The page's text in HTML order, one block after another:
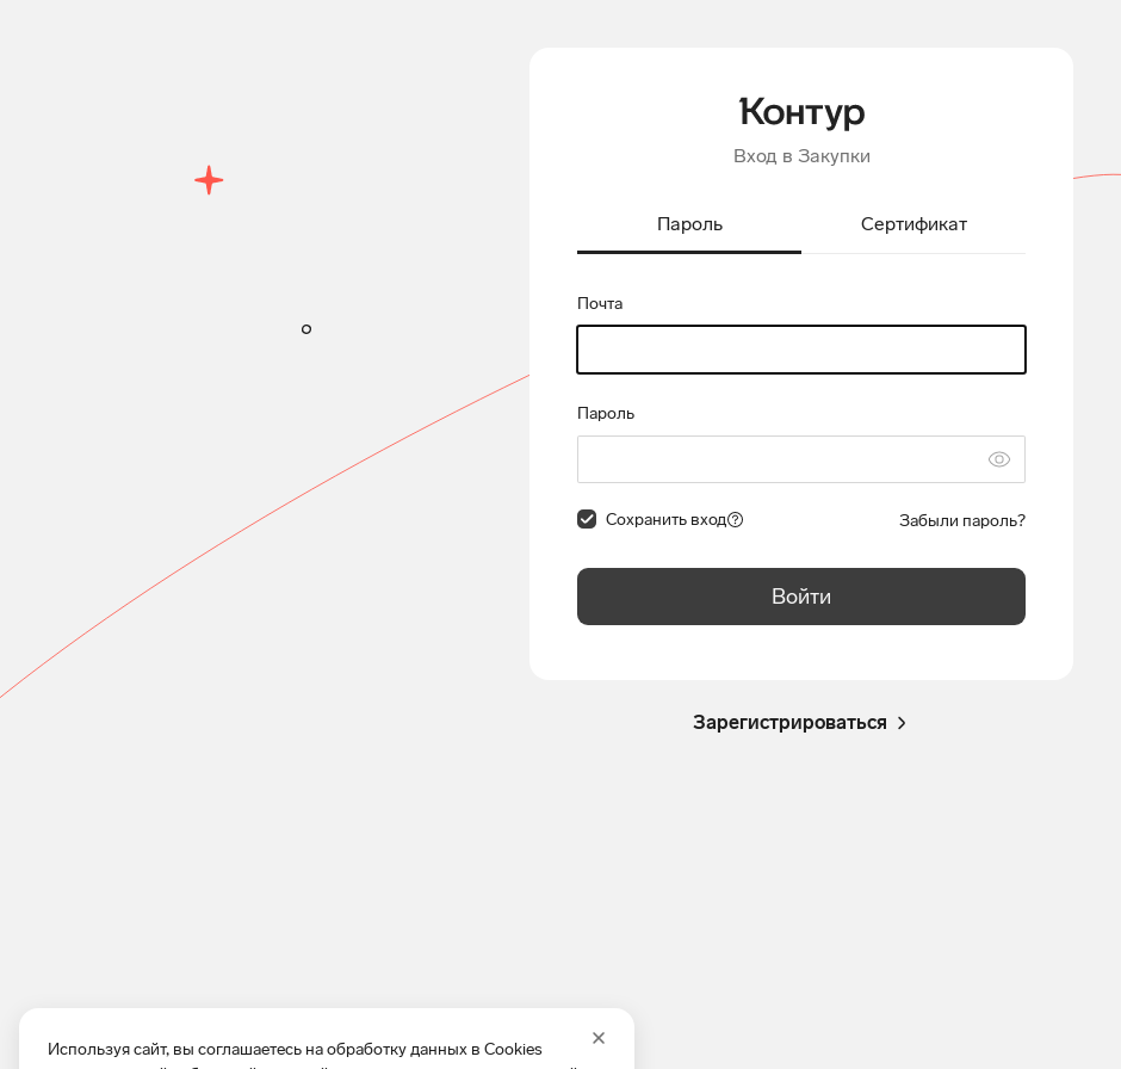
Используя сайт, вы соглашаетесь на обработку данных в Cookies
Вход в Закупки
Пароль Сертификат
Почта
Пароль
Сохранить вход Забыли пароль?
Войти
Зарегистрироваться